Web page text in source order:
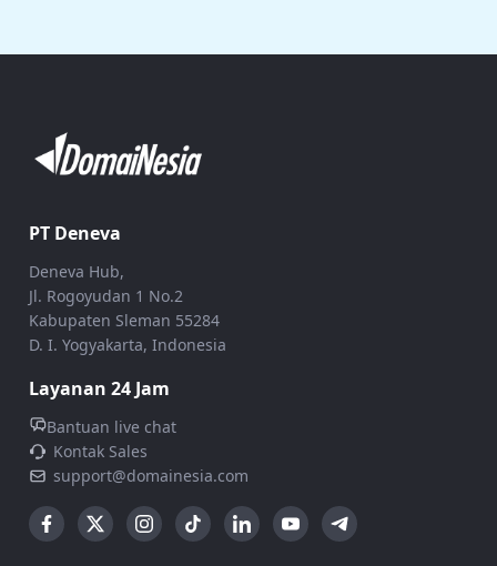
PT Deneva
Deneva Hub,
Jl. Rogoyudan 1 No.2
Kabupaten Sleman 55284
D. I. Yogyakarta, Indonesia
Layanan 24 Jam
Bantuan live chat
Kontak Sales
support@domainesia.com